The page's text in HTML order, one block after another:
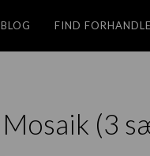
BLOG FIND
Mosaik (3